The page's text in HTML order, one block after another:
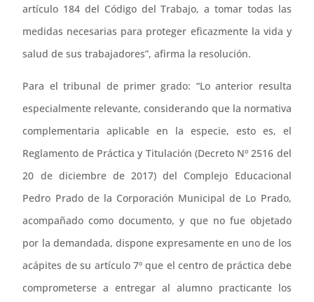
artículo 184 del Código del Trabajo, a tomar todas las
medidas necesarias para proteger eficazmente la vida y
salud de sus trabajadores”, afirma la resolución.
Para el tribunal de primer grado: “Lo anterior resulta
especialmente relevante, considerando que la normativa
complementaria aplicable en la especie, esto es, el
Reglamento de Práctica y Titulación (Decreto Nº 2516 del
20 de diciembre de 2017) del Complejo Educacional
Pedro Prado de la Corporación Municipal de Lo Prado,
acompañado como documento, y que no fue objetado
por la demandada, dispone expresamente en uno de los
acápites de su artículo 7º que el centro de práctica debe
comprometerse a entregar al alumno practicante los